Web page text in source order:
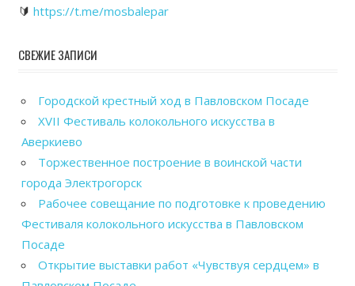
🔰 https://t.me/mosbalepar
СВЕЖИЕ ЗАПИСИ
Городской крестный ход в Павловском Посаде
XVII Фестиваль колокольного искусства в
Аверкиево
Торжественное построение в воинской части
города Электрогорск
Рабочее совещание по подготовке к проведению
Фестиваля колокольного искусства в Павловском
Посаде
Открытие выставки работ «Чувствуя сердцем» в